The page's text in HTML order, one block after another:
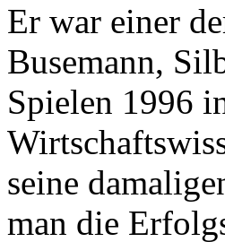
Er war einer
Busemann,
Spielen 1996
seine
man die